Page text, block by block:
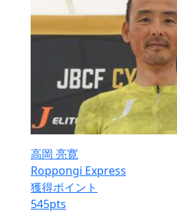
高岡 亮寛
Roppongi Express
獲得ポイント
545pts